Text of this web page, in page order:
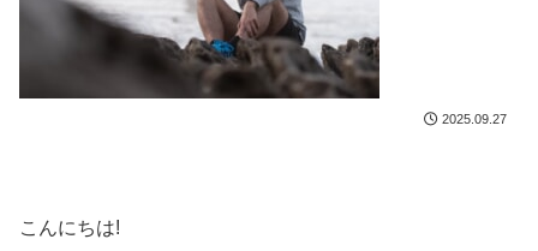
2025.09.27
こんにちは!